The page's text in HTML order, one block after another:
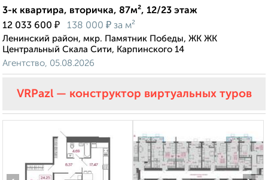
3-к квартира, вторичка, 87м², 12/23 этаж
12 033 600 ₽ 138 000 ₽ за м²
Ленинский район, мкр. Памятник Победы, ЖК ЖК
Центральный Скала Сити, Карпинского 14
Агентство, 05.08.2026
VRPazl — конструктор виртуальных туров